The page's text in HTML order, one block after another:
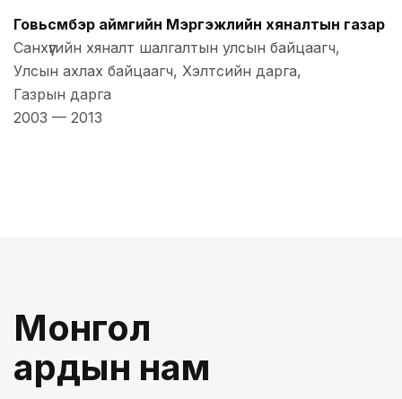
Говьсүмбэр аймгийн Мэргэжлийн хяналтын газар
Санхүүгийн хяналт шалгалтын улсын байцаагч,
Улсын ахлах байцаагч, Хэлтсийн дарга,
Газрын дарга
2003 — 2013
Монгол
ардын нам